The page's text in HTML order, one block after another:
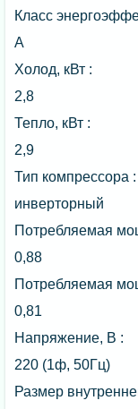
Класс
A
Холод, кВт :
2,8
Тепло, кВт :
2,9
Тип компрессора :
инверторный
Потребляемая
0,88
Потребляемая
0,81
Напряжение, В :
220 (1ф, 50Гц)
Размер